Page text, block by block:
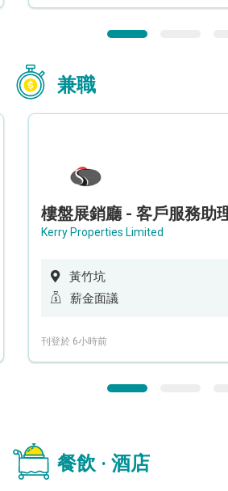
兼職
樓盤展銷廳 - 客戶服務助
Kerry Properties Limited
黃竹坑
薪金面議
刊登於 6小時前
餐飲 · 酒店